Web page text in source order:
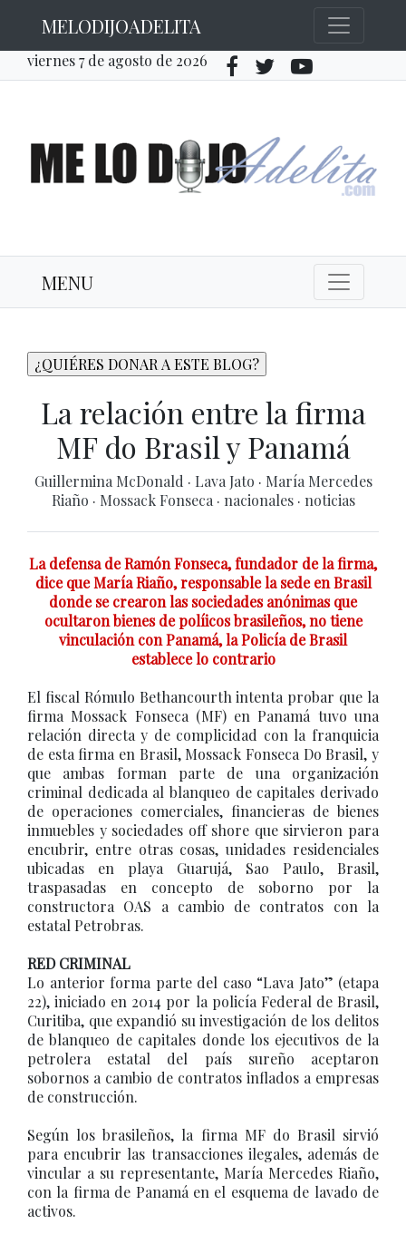
MELODIJOADELITA
viernes 7 de agosto de 2026
MENU
La relación entre la firma
MF do Brasil y Panamá
Guillermina McDonald · Lava Jato · María Mercedes
Riaño · Mossack Fonseca · nacionales · noticias
La defensa de Ramón Fonseca, fundador de la firma,
dice que María Riaño, responsable la sede en Brasil
donde se crearon las sociedades anónimas que
ocultaron bienes de políicos brasileños, no tiene
vinculación con Panamá, la Policía de Brasil
establece lo contrario
El fiscal Rómulo Bethancourth intenta probar que la
firma Mossack Fonseca (MF) en Panamá tuvo una
relación directa y de complicidad con la franquicia
de esta firma en Brasil, Mossack Fonseca Do Brasil, y
que ambas forman parte de una organización
criminal dedicada al blanqueo de capitales derivado
de operaciones comerciales, financieras de bienes
inmuebles y sociedades off shore que sirvieron para
encubrir, entre otras cosas, unidades residenciales
ubicadas en playa Guarujá, Sao Paulo, Brasil,
traspasadas en concepto de soborno por la
constructora OAS a cambio de contratos con la
estatal Petrobras.
RED CRIMINAL
Lo anterior forma parte del caso “Lava Jato” (etapa
22), iniciado en 2014 por la policía Federal de Brasil,
Curitiba, que expandió su investigación de los delitos
de blanqueo de capitales donde los ejecutivos de la
petrolera estatal del país sureño aceptaron
sobornos a cambio de contratos inflados a empresas
de construcción.
Según los brasileños, la firma MF do Brasil sirvió
para encubrir las transacciones ilegales, además de
vincular a su representante, María Mercedes Riaño,
con la firma de Panamá en el esquema de lavado de
activos.